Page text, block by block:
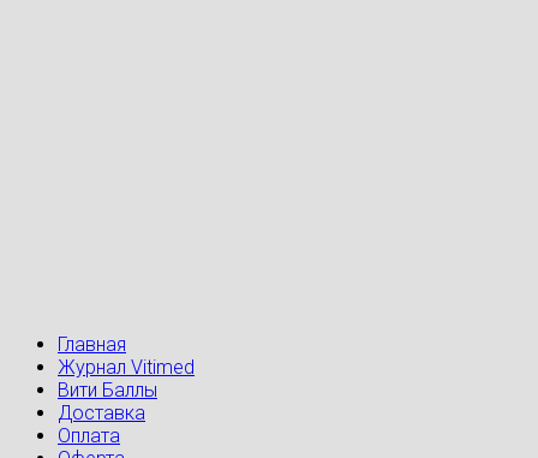
Главная
Журнал Vitimed
Вити Баллы
Доставка
Оплата